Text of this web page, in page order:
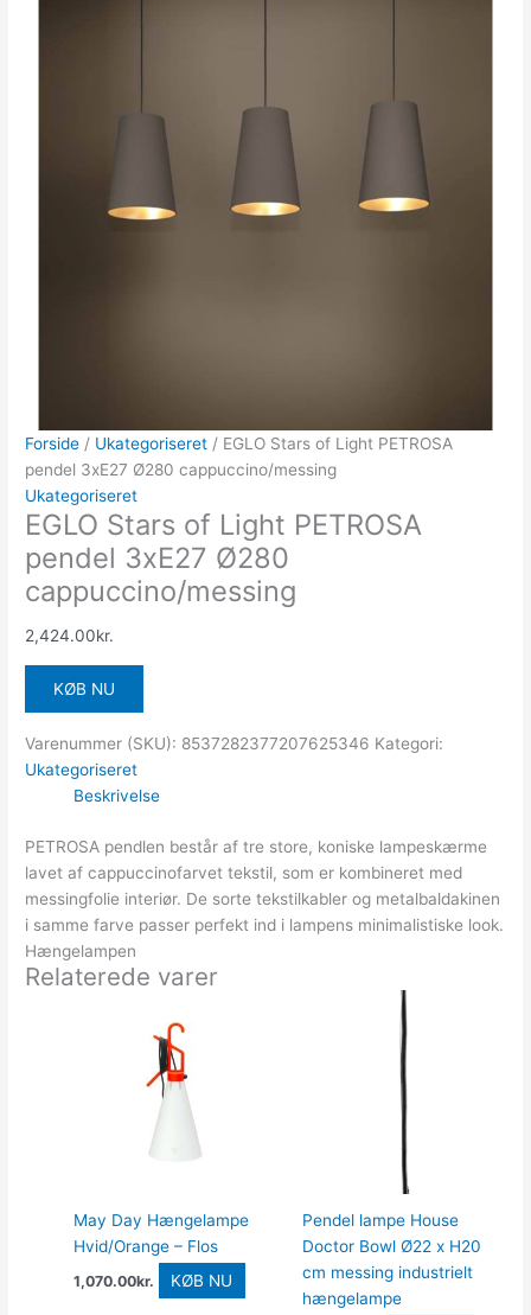
Forside / Ukategoriseret / EGLO Stars of Light PETROSA
pendel 3xE27 Ø280 cappuccino/messing
Ukategoriseret
EGLO Stars of Light PETROSA
pendel 3xE27 Ø280
cappuccino/messing
2,424.00kr.
KØB NU
Varenummer (SKU): 8537282377207625346 Kategori:
Ukategoriseret
Beskrivelse
PETROSA pendlen består af tre store, koniske lampeskærme
lavet af cappuccinofarvet tekstil, som er kombineret med
messingfolie interiør. De sorte tekstilkabler og metalbaldakinen
i samme farve passer perfekt ind i lampens minimalistiske look.
Hængelampen
Relaterede varer
May Day Hængelampe
Hvid/Orange – Flos
1,070.00kr. KØB NU
Pendel lampe House
Doctor Bowl Ø22 x H20
cm messing industrielt
hængelampe